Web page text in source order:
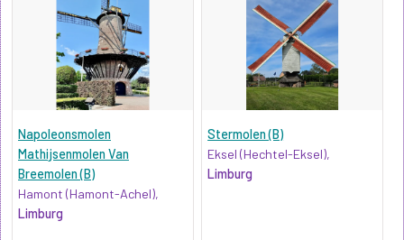
Napoleonsmolen
Mathijsenmolen Van
Breemolen (B)
Hamont (Hamont-Achel),
Limburg
Stermolen (B)
Eksel (Hechtel-Eksel),
Limburg